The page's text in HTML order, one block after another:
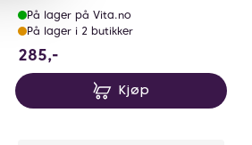
På lager på Vita.no
På lager i 2 butikker
285,-285 NOK
Kjøp